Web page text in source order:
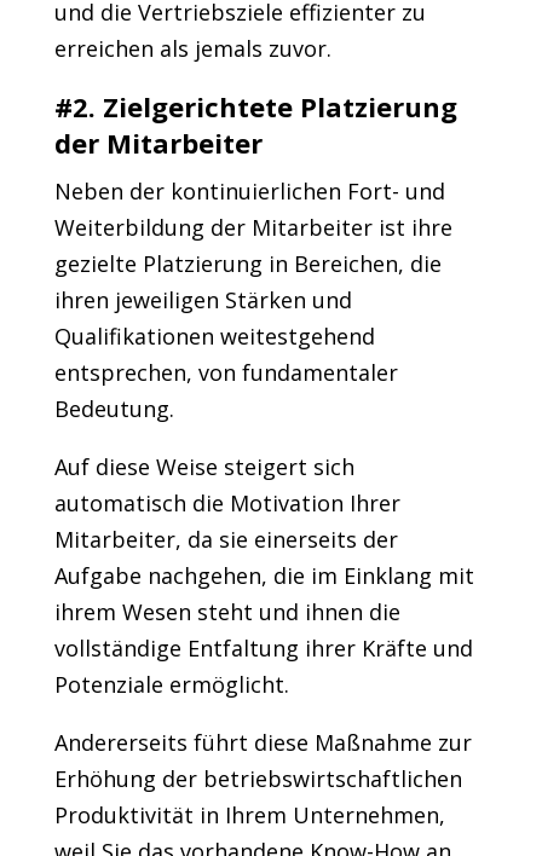
und die Vertriebsziele effizienter zu
erreichen als jemals zuvor.
#2. Zielgerichtete Platzierung
der Mitarbeiter
Neben der kontinuierlichen Fort- und
Weiterbildung der Mitarbeiter ist ihre
gezielte Platzierung in Bereichen, die
ihren jeweiligen Stärken und
Qualifikationen weitestgehend
entsprechen, von fundamentaler
Bedeutung.
Auf diese Weise steigert sich
automatisch die Motivation Ihrer
Mitarbeiter, da sie einerseits der
Aufgabe nachgehen, die im Einklang mit
ihrem Wesen steht und ihnen die
vollständige Entfaltung ihrer Kräfte und
Potenziale ermöglicht.
Andererseits führt diese Maßnahme zur
Erhöhung der betriebswirtschaftlichen
Produktivität in Ihrem Unternehmen,